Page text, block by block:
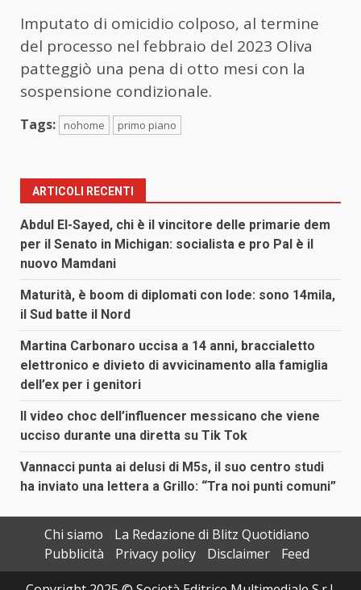
Imputato di omicidio colposo, al termine
del processo nel febbraio del 2023 Oliva
patteggiò una pena di otto mesi con la
sospensione condizionale.
Tags: nohome primo piano
ARTICOLI RECENTI
Abdul El-Sayed, chi è il vincitore delle primarie dem
per il Senato in Michigan: socialista e pro Pal è il
nuovo Mamdani
Maturità, è boom di diplomati con lode: sono 14mila,
il Sud batte il Nord
Martina Carbonaro uccisa a 14 anni, braccialetto
elettronico e divieto di avvicinamento alla famiglia
dell’ex per i genitori
Il video choc dell’influencer messicano che viene
ucciso durante una diretta su Tik Tok
Vannacci punta ai delusi di M5s, il suo centro studi
ha inviato una lettera a Grillo: “Tra noi punti comuni”
Chi siamo
La Redazione di Blitz Quotidiano
Pubblicità
Privacy policy Disclaimer
Feed